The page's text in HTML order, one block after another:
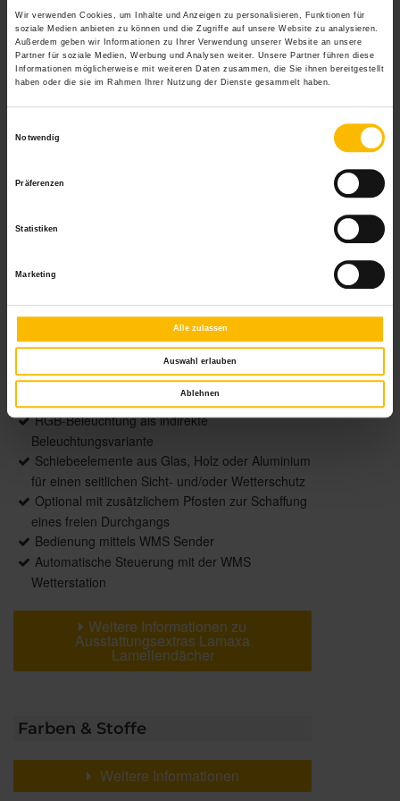
Wir verwenden Cookies, um Inhalte und Anzeigen zu personalisieren, Funktionen für
soziale Medien anbieten zu können und die Zugriffe auf unsere Website zu analysieren.
Außerdem geben wir Informationen zu Ihrer Verwendung unserer Website an unsere
Partner für soziale Medien, Werbung und Analysen weiter. Unsere Partner führen diese
Informationen möglicherweise mit weiteren Daten zusammen, die Sie ihnen bereitgestellt
haben oder die sie im Rahmen Ihrer Nutzung der Dienste gesammelt haben.
Notwendig
Präferenzen
Statistiken
Marketing
Alle zulassen
Auswahl erlauben
Ablehnen
Produktbeschreibung
machbar, selbst wenn das Wetter nicht mit spielt.
Denn das Lamaxa Lamellendach ist auch als
Feiern und Verweilen im Freien ohne
Brillante Extras
Integrierte Markisen mit easyZIP-Führung zur
senkrechten Verschattung
Dimmbare LED-Stripes im horizontalen oder
vertikalen Bereich, direkt und/oder indirekt
RGB-Beleuchtung als indirekte
Beleuchtungsvariante
Schiebeelemente aus Glas, Holz oder Aluminium
für einen seitlichen Sicht- und/oder Wetterschutz
Optional mit zusätzlichem Pfosten zur Schaffung
eines freien Durchgangs
Bedienung mittels WMS Sender
Automatische Steuerung mit der WMS
Wetterstation
Weitere Informationen zu
Ausstattungsextras Lamaxa
Lamellendächer
Farben & Stoffe
Weitere Informationen